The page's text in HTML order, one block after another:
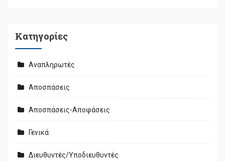
Kατηγορίες
Αναπληρωτές
Αποσπάσεις
Αποσπάσεις-Αποφάσεις
Γενικά
Διευθυντές/Υποδιευθυντές